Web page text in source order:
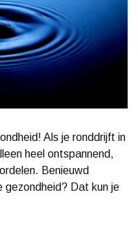
Als je ronddrijft in
heel ontspannend,
Benieuwd
gezondheid? Dat kun je